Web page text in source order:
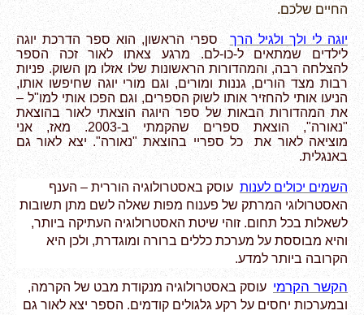
החיים שלכם.
יוגה לי ולך ולגיל הרך
ספרי הראשון, הוא ספר הדרכת יוגה
לילדים שמתאים ל-כו-לם. מרגע צאתו לאור זכה הספר
להצלחה רבה, והמהדורות הראשונות שלו אזלו מן השוק. פניות
רבות מצד הורים, גננות ומורים, וגם מורי יוגה שחיפשו אותו,
הניעו אותי להחזיר אותו לשוק הספרים, וגם הפכו אותי למו"ל –
את המהדורות הבאות של ספר היוגה הוצאתי לאור בהוצאת
"נאורה", הוצאת ספרים שהקמתי ב-2003. מאז, אני
מוציאה לאור את
כל ספריי בהוצאת "נאורה". יצא לאור גם
באנגלית.
השמים יכולים לענות עוסק באסטרולוגיה הוררית – הענף
האסטרולוגי המרתק של פענוח מפות שאלה לשם מתן תשובות
לשאלות בכל תחום. זוהי שיטת האסטרולוגיה העתיקה ביותר,
והיא מבוססת על מערכת כללים ברורה ומוגדרת, ולכן היא
הקרובה ביותר למדע.
הקשר הקרמי עוסק באסטרולוגיה מנקודת מבט של הקרמה,
ובמערכות יחסים על רקע גלגולים קודמים. הספר יצא לאור גם